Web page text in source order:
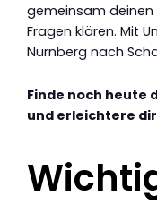
gemeinsam
Fragen klären. Mit
Nürnberg nach
Finde noch heute
und erleichtere dir